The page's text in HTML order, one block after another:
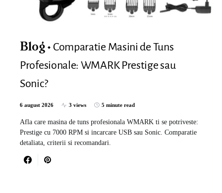
Blog
Comparatie Masini de Tuns
Profesionale: WMARK Prestige sau
Sonic?
6 august 2026 3 views 5 minute read
Afla care masina de tuns profesionala WMARK ti se potriveste:
Prestige cu 7000 RPM si incarcare USB sau Sonic. Comparatie
detaliata, criterii si recomandari.